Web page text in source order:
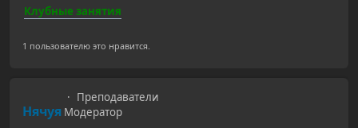
Клубные занятия
1 пользователю это нравится.
Нячуя
Преподаватели
Модератор